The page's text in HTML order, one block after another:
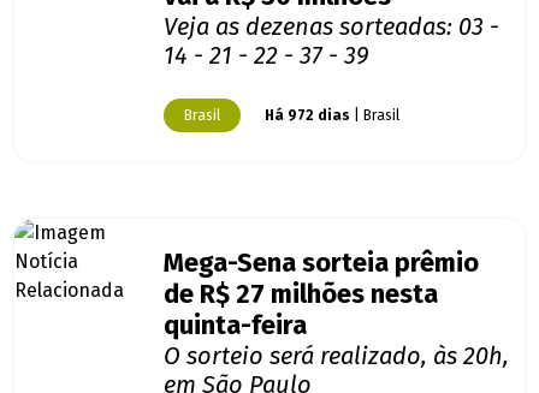
Veja as dezenas sorteadas: 03 -
14 - 21 - 22 - 37 - 39
Brasil Há 972 dias | Brasil
Mega-Sena sorteia prêmio
de R$ 27 milhões nesta
quinta-feira
O sorteio será realizado, às 20h,
em São Paulo